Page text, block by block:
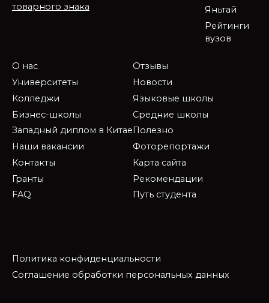
товарного знака
Яньтай
Рейтинги
вузов
О нас
Университеты
Колледжи
Бизнес-школы
Западный диплом в Китае
Наши вакансии
Контакты
Гранты
FAQ
Отзывы
Новости
Языковые школы
Средние школы
Полезно
Фоторепортажи
Карта сайта
Рекомендации
Путь студента
Политика конфиденциальности
Соглашение обработки персональных данных